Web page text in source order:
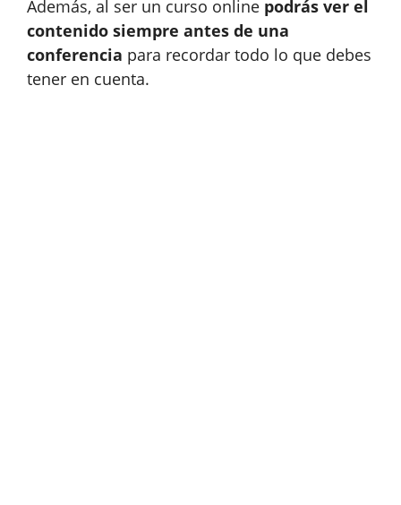
Además, al ser un curso online podrás ver el
contenido siempre antes de una
conferencia para recordar todo lo que debes
tener en cuenta.